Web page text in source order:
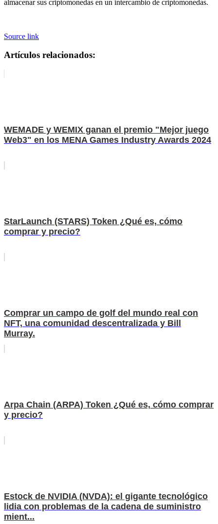
almacenar sus criptomonedas en un intercambio de criptomonedas.
Source link
Artículos relacionados:
WEMADE y WEMIX ganan el premio "Mejor juego
Web3" en los MENA Games Industry Awards 2024
StarLaunch (STARS) Token ¿Qué es, cómo
comprar y precio?
Comprar un campo de golf del mundo real con
NFT, una comunidad descentralizada y Bill
Murray.
Arpa Chain (ARPA) Token ¿Qué es, cómo comprar
y precio?
Estock de NVIDIA (NVDA): el gigante tecnológico
lidia con problemas de la cadena de suministro
mient...